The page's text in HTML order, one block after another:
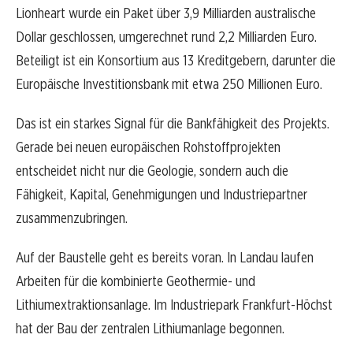
Lionheart wurde ein Paket über 3,9 Milliarden australische
Dollar geschlossen, umgerechnet rund 2,2 Milliarden Euro.
Beteiligt ist ein Konsortium aus 13 Kreditgebern, darunter die
Europäische Investitionsbank mit etwa 250 Millionen Euro.
Das ist ein starkes Signal für die Bankfähigkeit des Projekts.
Gerade bei neuen europäischen Rohstoffprojekten
entscheidet nicht nur die Geologie, sondern auch die
Fähigkeit, Kapital, Genehmigungen und Industriepartner
zusammenzubringen.
Auf der Baustelle geht es bereits voran. In Landau laufen
Arbeiten für die kombinierte Geothermie- und
Lithiumextraktionsanlage. Im Industriepark Frankfurt-Höchst
hat der Bau der zentralen Lithiumanlage begonnen.